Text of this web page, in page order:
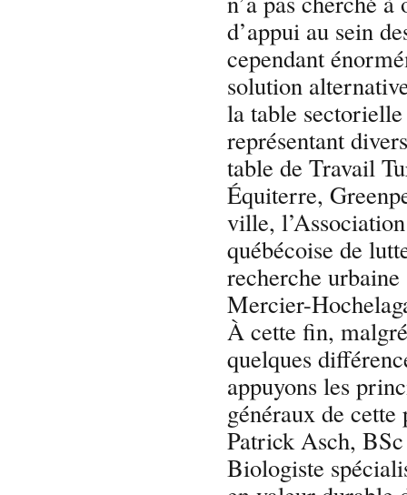
d’appui au sein
cependant
solution
la table
représentant
table de Travail
Équiterre,
ville, l’Association
québécoise de
recherche urbaine
Mercier-
À cette fin, malgré
quelques
appuyons les
généraux de
Patrick Asch,
Biologiste